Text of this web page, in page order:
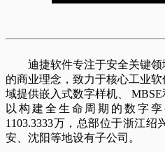
迪捷软件专注于安全关键领
的商业理念，致力于核心工业软
域提供嵌入式数字样机 、
以构建全生命周期的数字
1103.3333万，总部位于浙江
安、沈阳等地设有子公司。